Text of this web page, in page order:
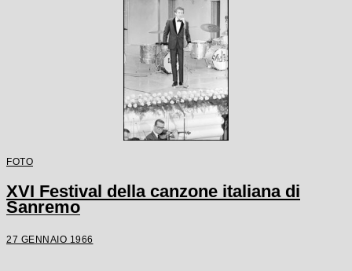
FOTO
XVI Festival della canzone italiana di
Sanremo
27 GENNAIO 1966